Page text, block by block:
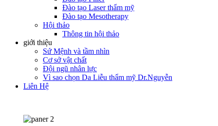
Đào tạo Laser thẩm mỹ
Đào tạo Mesotherapy
Hội thảo
Thông tin hội thảo
giới thiệu
Sứ Mệnh và tầm nhìn
Cơ sở vật chất
Đội ngũ nhân lực
Vì sao chọn Da Liễu thẩm mỹ Dr.Nguyễn
Liên Hệ